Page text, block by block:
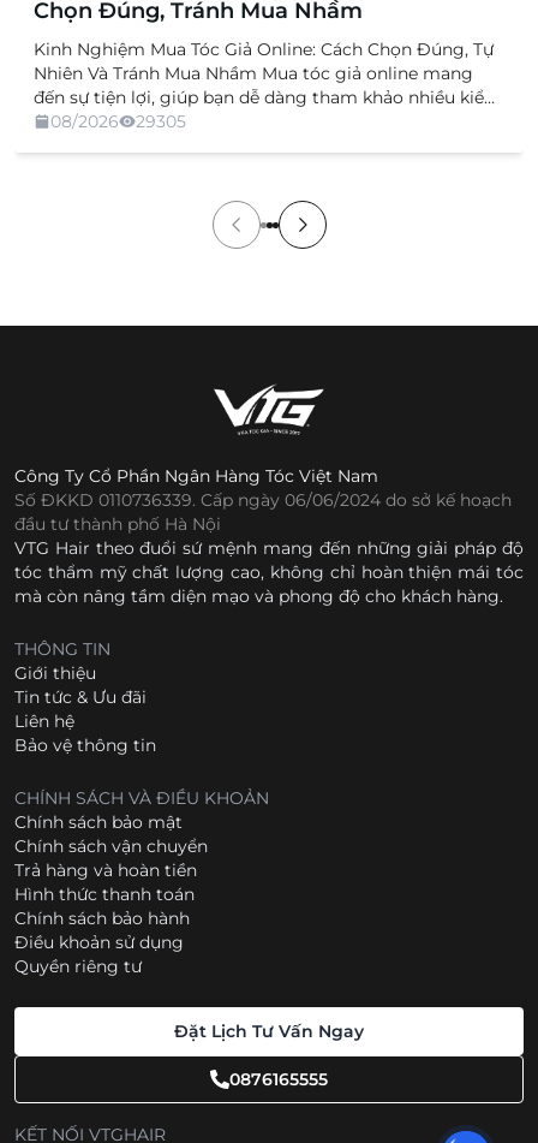
Chọn Đúng, Tránh Mua Nhầm
Kinh Nghiệm Mua Tóc Giả Online: Cách Chọn Đúng, Tự
Nhiên Và Tránh Mua Nhầm Mua tóc giả online mang
đến sự tiện lợi, giúp bạn dễ dàng tham khảo nhiều kiểu
dáng, chất liệu và mức giá mà không cần trực tiếp đến
08/2026 29305
Công Ty Cổ Phần Ngân Hàng Tóc Việt Nam
Số ĐKKD 0110736339. Cấp ngày 06/06/2024 do sở kế hoạch
đầu tư thành phố Hà Nội
VTG Hair theo đuổi sứ mệnh mang đến những giải pháp độ
tóc thẩm mỹ chất lượng cao, không chỉ hoàn thiện mái tóc
mà còn nâng tầm diện mạo và phong độ cho khách hàng.
THÔNG TIN
Giới thiệu
Tin tức & Ưu đãi
Liên hệ
Bảo vệ thông tin
CHÍNH SÁCH VÀ ĐIỀU KHOẢN
Chính sách bảo mật
Chính sách vận chuyển
Trả hàng và hoàn tiền
Hình thức thanh toán
Chính sách bảo hành
Điều khoản sử dụng
Quyền riêng tư
Đặt Lịch Tư Vấn Ngay
0876165555
KẾT NỐI VTGHAIR